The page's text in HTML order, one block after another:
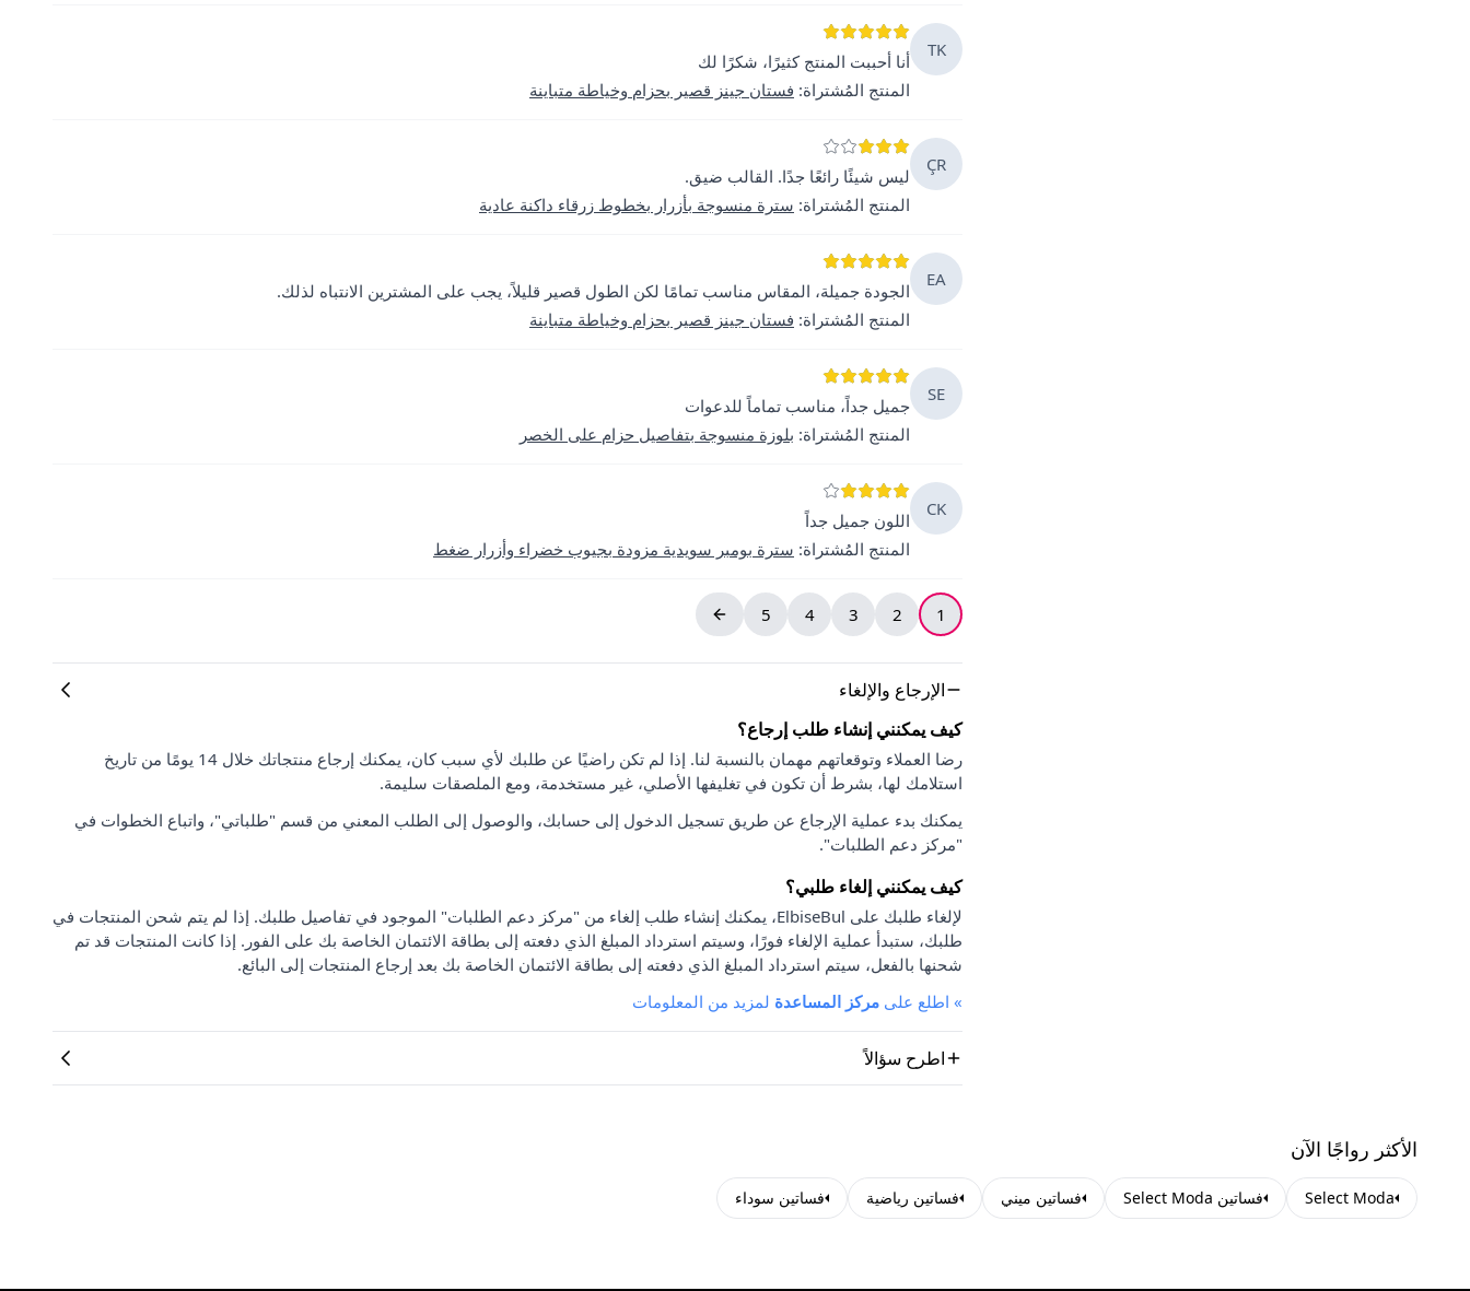
TK
أنا أحببت المنتج كثيرًا، شكرًا لك
المنتج المُشتراة: فستان جينز قصير بحزام وخياطة متباينة
ÇR
ليس شيئًا رائعًا جدًا. القالب ضيق.
المنتج المُشتراة: سترة منسوجة بأزرار بخطوط زرقاء داكنة عادية
EA
الجودة جميلة، المقاس مناسب تمامًا لكن الطول قصير قليلاً، يجب على المشترين الانتباه لذلك.
المنتج المُشتراة: فستان جينز قصير بحزام وخياطة متباينة
SE
جميل جداً، مناسب تماماً للدعوات
المنتج المُشتراة: بلوزة منسوجة بتفاصيل حزام على الخصر
CK
اللون جميل جداً
المنتج المُشتراة: سترة بومبر سويدية مزودة بجيوب خضراء وأزرار ضغط
1
2
3
4
5
الإرجاع والإلغاء
كيف يمكنني إنشاء طلب إرجاع؟
رضا العملاء وتوقعاتهم مهمان بالنسبة لنا. إذا لم تكن راضيًا عن طلبك لأي سبب كان، يمكنك إرجاع منتجاتك خلال 14 يومًا من تاريخ
استلامك لها، بشرط أن تكون في تغليفها الأصلي، غير مستخدمة، ومع الملصقات سليمة.
يمكنك بدء عملية الإرجاع عن طريق تسجيل الدخول إلى حسابك، والوصول إلى الطلب المعني من قسم "طلباتي"، واتباع الخطوات في
"مركز دعم الطلبات".
كيف يمكنني إلغاء طلبي؟
لإلغاء طلبك على ElbiseBul، يمكنك إنشاء طلب إلغاء من "مركز دعم الطلبات" الموجود في تفاصيل طلبك. إذا لم يتم شحن المنتجات في
طلبك، ستبدأ عملية الإلغاء فورًا، وسيتم استرداد المبلغ الذي دفعته إلى بطاقة الائتمان الخاصة بك على الفور. إذا كانت المنتجات قد تم
شحنها بالفعل، سيتم استرداد المبلغ الذي دفعته إلى بطاقة الائتمان الخاصة بك بعد إرجاع المنتجات إلى البائع.
» اطلع على مركز المساعدة لمزيد من المعلومات
اطرح سؤالاً
الأكثر رواجًا الآن
Select Moda فساتين Select Moda فساتين ميني فساتين رياضية فساتين سوداء